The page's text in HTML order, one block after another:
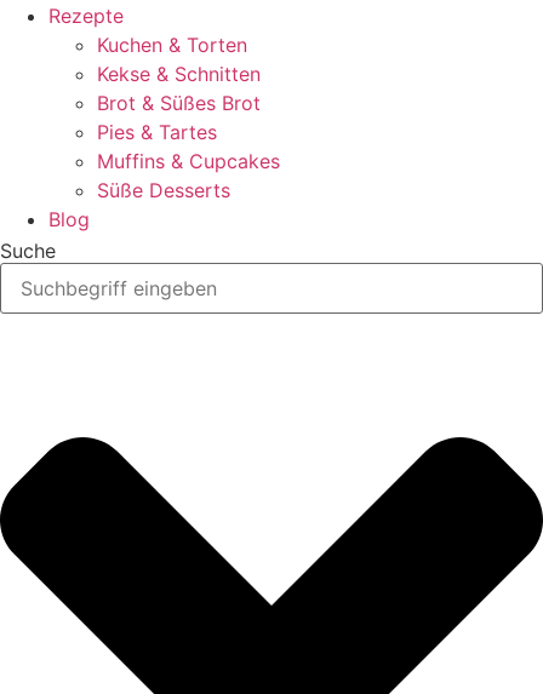
Rezepte
Kuchen & Torten
Kekse & Schnitten
Brot & Süßes Brot
Pies & Tartes
Muffins & Cupcakes
Süße Desserts
Blog
Suche